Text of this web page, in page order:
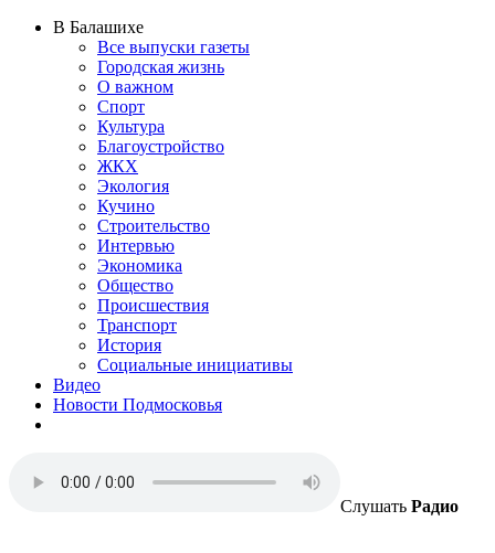
В Балашихе
Все выпуски газеты
Городская жизнь
О важном
Спорт
Культура
Благоустройство
ЖКХ
Экология
Кучино
Строительство
Интервью
Экономика
Общество
Происшествия
Транспорт
История
Социальные инициативы
Видео
Новости Подмосковья
Слушать Радио